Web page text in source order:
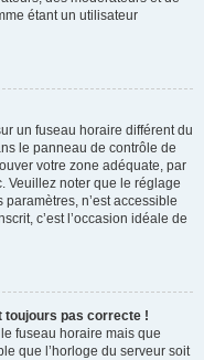
étant un utilisateur
un fuseau horaire différent du
le panneau de contrôle de
votre zone adéquate, par
Veuillez noter que le réglage
n’est accessible
c’est l’occasion idéale de
toujours pas correcte !
fuseau horaire mais que
que l’horloge du serveur soit